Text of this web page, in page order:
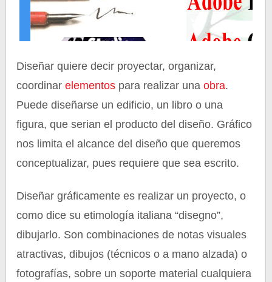
Diseñar quiere decir proyectar, organizar,
coordinarelementos para realizar unaobra.
Puede diseñarse un edificio, un libro o una
figura, que serian el producto del diseño. Gráfico
nos limita el alcance del diseño que queremos
conceptualizar, pues requiere que sea escrito.
Diseñar gráficamente es realizar un proyecto, o
como dice su etimología italiana “disegno”,
dibujarlo. Son combinaciones de notas visuales
atractivas, dibujos (técnicos o a mano alzada) o
fotografías, sobre un soporte material cualquiera